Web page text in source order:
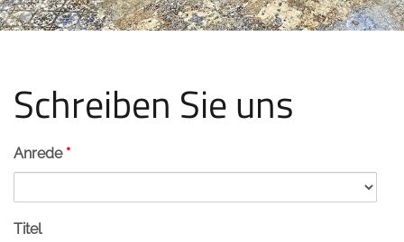
Schreiben Sie uns
Anrede *
Titel